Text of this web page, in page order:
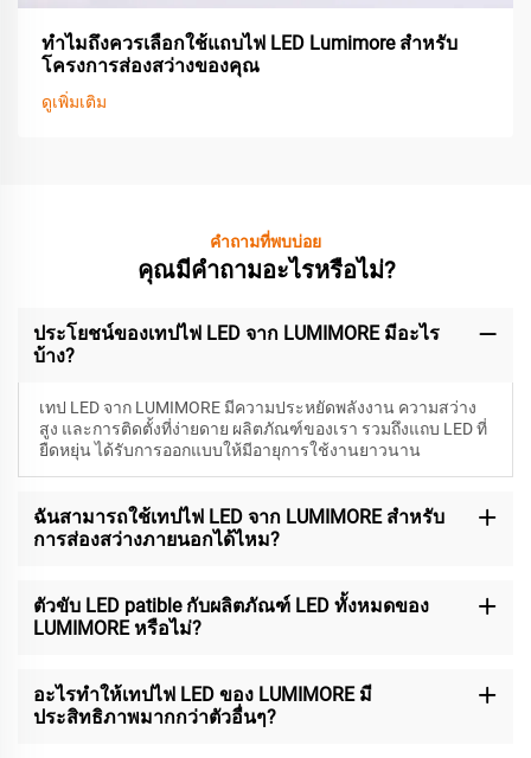
ทำไมถึงควรเลือกใช้แถบไฟ LED Lumimore สำหรับ
โครงการส่องสว่างของคุณ
ดูเพิ่มเติม
คำถามที่พบบ่อย
คุณมีคำถามอะไรหรือไม่?
ประโยชน์ของเทปไฟ LED จาก LUMIMORE มีอะไร
บ้าง?
เทป LED จาก LUMIMORE มีความประหยัดพลังงาน ความสว่าง
สูง และการติดตั้งที่ง่ายดาย ผลิตภัณฑ์ของเรา รวมถึงแถบ LED ที่
ยืดหยุ่น ได้รับการออกแบบให้มีอายุการใช้งานยาวนาน
ฉันสามารถใช้เทปไฟ LED จาก LUMIMORE สำหรับ
การส่องสว่างภายนอกได้ไหม?
ตัวขับ LED patible กับผลิตภัณฑ์ LED ทั้งหมดของ
LUMIMORE หรือไม่?
อะไรทำให้เทปไฟ LED ของ LUMIMORE มี
ประสิทธิภาพมากกว่าตัวอื่นๆ?